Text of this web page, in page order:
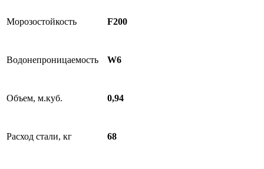
Морозостойкость F200
Водонепроницаемость W6
Объем, м.куб. 0,94
Расход стали, кг 68